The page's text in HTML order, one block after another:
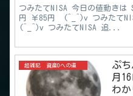
つみたてNISA 今日の値動き
円 ￥85円 (^_^)v つみたて
(^_^)v つみたてNISA 追...
超雑記 資産0への道
ぷ
月
わ